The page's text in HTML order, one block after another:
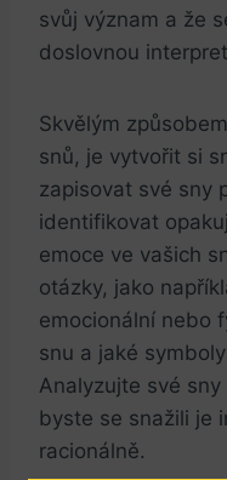
svůj význam a že
doslovnou
Skvělým
snů, je vytvořit si
zapisovat své sny
identifikovat
emoce ve vašich
otázky, jako
emocionální nebo
snu a jaké
Analyzujte své
byste se snažili je
racionálně.